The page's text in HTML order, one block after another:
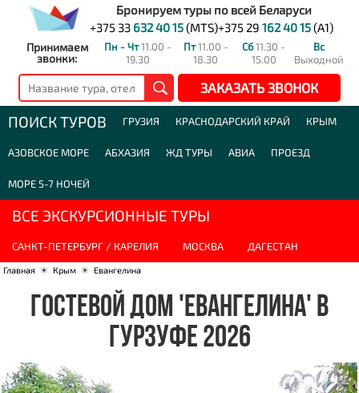
Бронируем туры по всей Беларуси
+375 33 632 40 15(MTS)+375 29 162 40 15(A1)
Принимаем
звонки:
Пн - Чт11.00 -
19.30
Пт11.00 -
18.30
Сб11.30 -
15.00
Вс
Выходной
ЗАКАЗАТЬ ЗВОНОК
ПОИСК ТУРОВ ГРУЗИЯ КРАСНОДАРСКИЙ КРАЙ КРЫМ
АЗОВСКОЕ МОРЕ АБХАЗИЯ ЖД ТУРЫ АВИА ПРОЕЗД
МОРЕ 5-7 НОЧЕЙ
ВСЕ ЭКСКУРСИОННЫЕ ТУРЫ
САНКТ-ПЕТЕРБУРГ / КАРЕЛИЯ МОСКВА ДАГЕСТАН
Главная ☀ Крым ☀ Евангелина
ГОСТЕВОЙ ДОМ 'ЕВАНГЕЛИНА' В
ГУРЗУФЕ 2026